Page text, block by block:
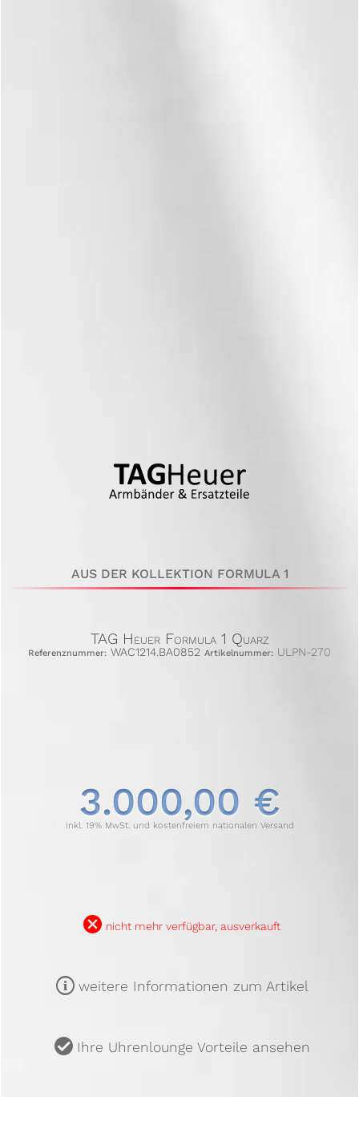
AUS DER KOLLEKTION FORMULA 1
TAG Heuer Formula 1 Quarz
Referenznummer: WAC1214.BA0852 Artikelnummer: ULPN-270
3.000,00 €
inkl. 19% MwSt. und kostenfreiem nationalen Versand
B nicht mehr verfügbar, ausverkauft
m weitere Informationen zum Artikel
u Ihre Uhrenlounge Vorteile ansehen